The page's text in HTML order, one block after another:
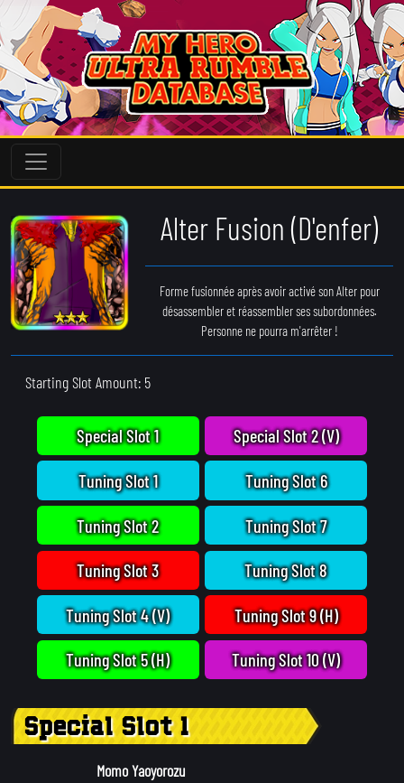
Alter Fusion (D'enfer)
Forme fusionnée après avoir activé son Alter pour
désassembler et réassembler ses subordonnées.
Personne ne pourra m'arrêter !
Starting Slot Amount: 5
Special Slot 1
Tuning Slot 1
Tuning Slot 2
Tuning Slot 3
Tuning Slot 4 (V)
Tuning Slot 5 (H)
Special Slot 2 (V)
Tuning Slot 6
Tuning Slot 7
Tuning Slot 8
Tuning Slot 9 (H)
Tuning Slot 10 (V)
Special Slot 1
Momo Yaoyorozu